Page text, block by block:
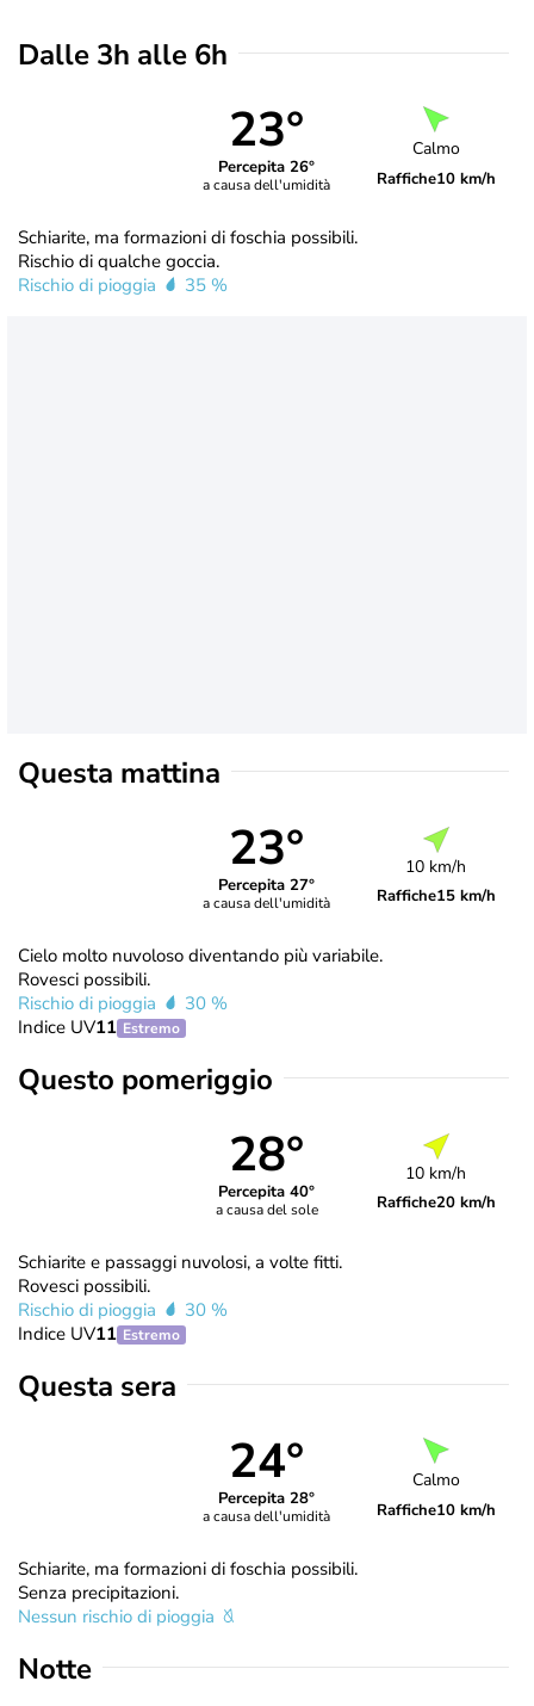
Dalle 3h alle 6h
23°
Percepita 26°
a causa dell'umidità
Calmo
Raffiche10 km/h
Schiarite, ma formazioni di foschia possibili.
Rischio di qualche goccia.
Rischio di pioggia
35 %
Questa mattina
23°
Percepita 27°
a causa dell'umidità
10 km/h
Raffiche15 km/h
Cielo molto nuvoloso diventando più variabile.
Rovesci possibili.
Rischio di pioggia
30 %
Indice UV11 Estremo
Questo pomeriggio
28°
Percepita 40°
a causa del sole
10 km/h
Raffiche20 km/h
Schiarite e passaggi nuvolosi, a volte fitti.
Rovesci possibili.
Rischio di pioggia
30 %
Indice UV11 Estremo
Questa sera
24°
Percepita 28°
a causa dell'umidità
Calmo
Raffiche10 km/h
Schiarite, ma formazioni di foschia possibili.
Senza precipitazioni.
Nessun rischio di pioggia
Notte